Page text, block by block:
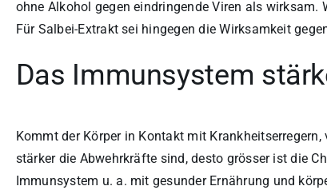
ohne Alkohol gegen eindringende Viren als
Für Salbei-Extrakt sei hingegen die Wirksamkeit
Das Immunsystem
Kommt der Körper in Kontakt mit
stärker die Abwehrkräfte sind, desto grösser ist die
Immunsystem u. a. mit gesunder Ernährung und